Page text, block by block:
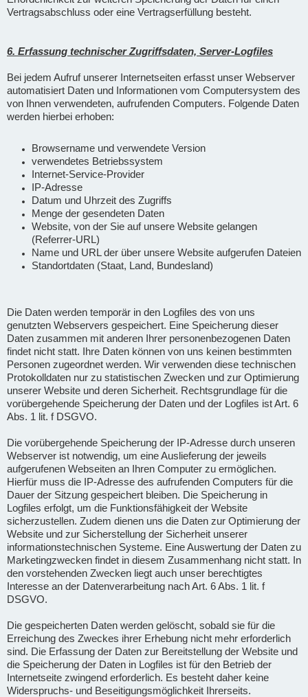
Vertragsabschluss oder eine Vertragserfüllung besteht.
6. Erfassung technischer Zugriffsdaten, Server-Logfiles
Bei jedem Aufruf unserer Internetseiten erfasst unser Webserver
automatisiert Daten und Informationen vom Computersystem des
von Ihnen verwendeten, aufrufenden Computers. Folgende Daten
werden hierbei erhoben:
Browsername und verwendete Version
verwendetes Betriebssystem
Internet-Service-Provider
IP-Adresse
Datum und Uhrzeit des Zugriffs
Menge der gesendeten Daten
Website, von der Sie auf unsere Website gelangen
(Referrer-URL)
Name und URL der über unsere Website aufgerufen Dateien
Standortdaten (Staat, Land, Bundesland)
Die Daten werden temporär in den Logfiles des von uns
genutzten Webservers gespeichert. Eine Speicherung dieser
Daten zusammen mit anderen Ihrer personenbezogenen Daten
findet nicht statt. Ihre Daten können von uns keinen bestimmten
Personen zugeordnet werden. Wir verwenden diese technischen
Protokolldaten nur zu statistischen Zwecken und zur Optimierung
unserer Website und deren Sicherheit. Rechtsgrundlage für die
vorübergehende Speicherung der Daten und der Logfiles ist Art. 6
Abs. 1 lit. f DSGVO.
Die vorübergehende Speicherung der IP-Adresse durch unseren
Webserver ist notwendig, um eine Auslieferung der jeweils
aufgerufenen Webseiten an Ihren Computer zu ermöglichen.
Hierfür muss die IP-Adresse des aufrufenden Computers für die
Dauer der Sitzung gespeichert bleiben. Die Speicherung in
Logfiles erfolgt, um die Funktionsfähigkeit der Website
sicherzustellen. Zudem dienen uns die Daten zur Optimierung der
Website und zur Sicherstellung der Sicherheit unserer
informationstechnischen Systeme. Eine Auswertung der Daten zu
Marketingzwecken findet in diesem Zusammenhang nicht statt. In
den vorstehenden Zwecken liegt auch unser berechtigtes
Interesse an der Datenverarbeitung nach Art. 6 Abs. 1 lit. f
DSGVO.
Die gespeicherten Daten werden gelöscht, sobald sie für die
Erreichung des Zweckes ihrer Erhebung nicht mehr erforderlich
sind. Die Erfassung der Daten zur Bereitstellung der Website und
die Speicherung der Daten in Logfiles ist für den Betrieb der
Internetseite zwingend erforderlich. Es besteht daher keine
Widerspruchs- und Beseitigungsmöglichkeit Ihrerseits.